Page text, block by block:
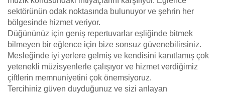
sektörünün odak noktasında bulunuyor ve şehrin her
bölgesinde hizmet veriyor.
Düğününüz için geniş repertuvarlar eşliğinde bitmek
bilmeyen bir eğlence için bize sonsuz güvenebilirsiniz.
Mesleğinde iyi yerlere gelmiş ve kendisini kanıtlamış çok
yetenekli müzisyenlerle çalışıyor ve hizmet verdiğimiz
çiftlerin memnuniyetini çok önemsiyoruz.
Tercihiniz güven duyduğunuz ve sizi anlayan